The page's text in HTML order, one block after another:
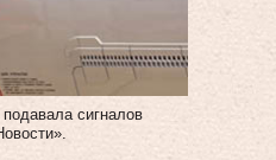
сигналов